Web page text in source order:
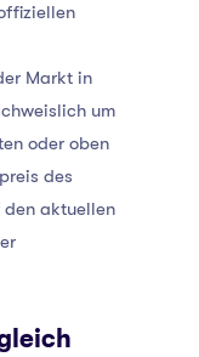
Markt in
um
oder oben
des
den aktuellen